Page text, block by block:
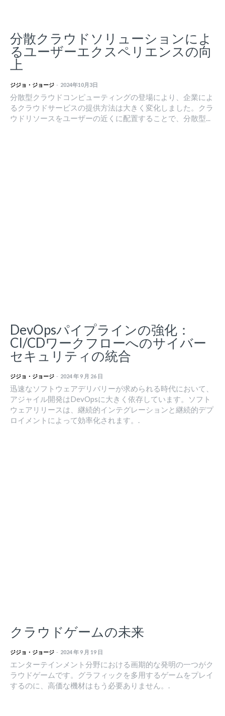
分散クラウドソリューションによ
るユーザーエクスペリエンスの向
上
ジジョ・ジョージ - 2024年10月3日
分散型クラウドコンピューティングの登場により、企業によ
るクラウドサービスの提供方法は大きく変化しました。クラ
ウドリソースをユーザーの近くに配置することで、分散型...
DevOpsパイプラインの強化：
CI/CDワークフローへのサイバー
セキュリティの統合
ジジョ・ジョージ - 2024 年 9 月 26 日
迅速なソフトウェアデリバリーが求められる時代において、
アジャイル開発はDevOpsに大きく依存しています。ソフト
ウェアリリースは、継続的インテグレーションと継続的デプ
ロイメントによって効率化されます。.
クラウドゲームの未来
ジジョ・ジョージ - 2024 年 9 月 19 日
エンターテインメント分野における画期的な発明の一つがク
ラウドゲームです。グラフィックを多用するゲームをプレイ
するのに、高価な機材はもう必要ありません。.